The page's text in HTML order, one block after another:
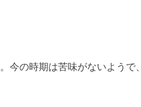
。今の時期は苦味がないようで、